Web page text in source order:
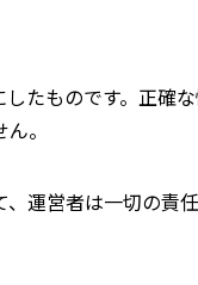
たものです。正確
。
運営者は一切の責